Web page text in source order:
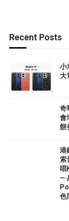
Recent Posts
小
大
奇
會
餅
港
索
唱
—
色